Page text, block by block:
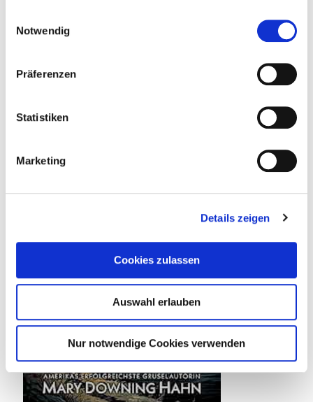
Notwendig
Präferenzen
Statistiken
Marketing
Details zeigen
Cookies zulassen
Auswahl erlauben
Nur notwendige Cookies verwenden
22. Juli 2026